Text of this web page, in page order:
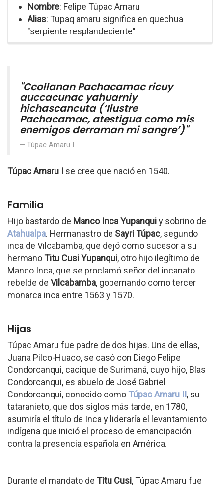
Nombre: Felipe Túpac Amaru
Alias: Tupaq amaru significa en quechua
"serpiente resplandeciente"
"Ccollanan Pachacamac ricuy
auccacunac yahuarniy
hichascancuta (‘Ilustre
Pachacamac, atestigua como mis
enemigos derraman mi sangre’)"
Túpac Amaru I
Túpac Amaru I se cree que nació en 1540.
Familia
Hijo bastardo de Manco Inca Yupanquiy sobrino de
Atahualpa. Hermanastro de Sayri Túpac, segundo
inca de Vilcabamba, que dejó como sucesor a su
hermano Titu Cusi Yupanqui, otro hijo ilegítimo de
Manco Inca, que se proclamó señor del incanato
rebelde de Vilcabamba, gobernando como tercer
monarca inca entre 1563 y 1570.
Hijas
Túpac Amaru fue padre de dos hijas. Una de ellas,
Juana Pilco-Huaco, se casó con Diego Felipe
Condorcanqui, cacique de Surimaná, cuyo hijo, Blas
Condorcanqui, es abuelo de José Gabriel
Condorcanqui, conocido como Túpac Amaru II, su
tataranieto, que dos siglos más tarde, en 1780,
asumiría el título de Inca y lideraría el levantamiento
indígena que inició el proceso de emancipación
contra la presencia española en América.
Durante el mandato de Titu Cusi, Túpac Amaru fue